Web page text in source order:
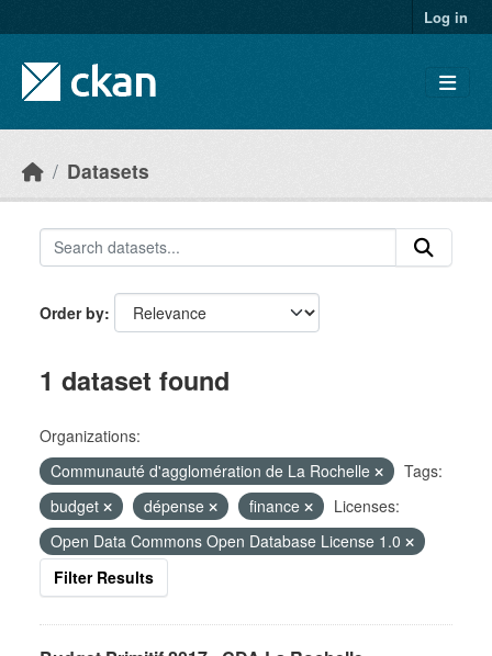
Log in
Datasets
Order by
1 dataset found
Organizations:
Communauté d'agglomération de La Rochelle
Tags:
budget
dépense finance
Licenses:
Open Data Commons Open Database License 1.0
Filter Results